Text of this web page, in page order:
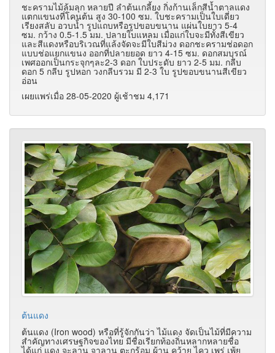
ชะครามไม้ล้มลุก หลายปี ลำต้นเกลี้ยง กิ่งก้านเล็กสีน้ำตาลแดง
แตกแขนงที่โคนต้น สูง 30-100 ซม. ใบชะครามเป็นใบเดี่ยว
เรียงสลับ อวบน้ำ รูปแถบหรือรูปขอบขนาน แผ่นใบยาว 5-4
ซม. กว้าง 0.5-1.5 มม. ปลายใบแหลม เมื่อแก่ใบจะมีทั้งสีเขียว
และสีแดงหรือบริเวณที่แล้งจัดจะมีใบสีม่วง ดอกชะครามช่อดอก
แบบช่อแยกแขนง ออกที่ปลายยอด ยาว 4-15 ซม. ดอกสมบุรณ์
เพศออกเป็นกระจุกๆละ2-3 ดอก ใบประดับ ยาว 2-5 มม. กลีบ
ดอก 5 กลีบ รูปหอก วงกลีบรวม มี 2-3 ใบ รูปขอบขนานสีเขียว
อ่อน
เผยแพร่เมื่อ 28-05-2020 ผู้เช้าชม 4,171
ต้นแดง
ต้นแดง (Iron wood) หรือที่รู้จักกันว่า ไม้แดง จัดเป็นไม้ที่มีความ
สำคัญทางเศรษฐกิจของไทย มีชื่อเรียกท้องถิ่นหลากหลายชื่อ
ได้แก่ แดง จะลาน จาลาน ตะกร้อม ผ้าน คว้าย ไคว เพร่ เพ้ย